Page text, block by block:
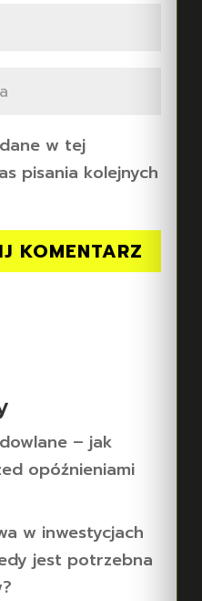
w tej
pisania kolejnych
– jak
opóźnieniami
w inwestycjach
jest potrzebna